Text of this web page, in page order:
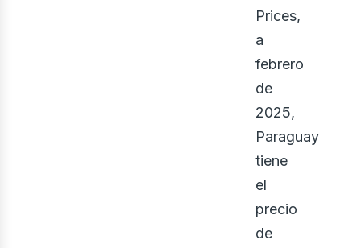
Prices,
a
febrero
de
2025,
Paraguay
tiene
el
precio
de